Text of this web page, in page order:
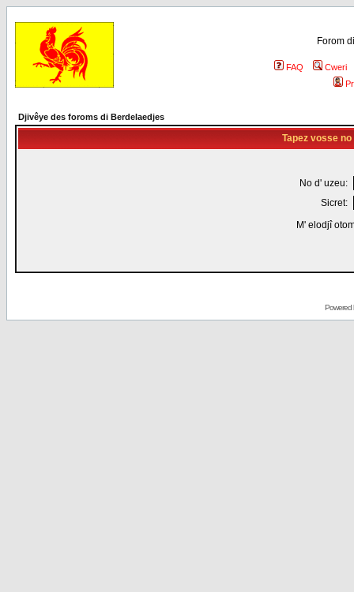
Forom
FAQ
Cweri
Djivêye des foroms di Berdelaedjes
Tapez vosse
No d' uzeu:
Sicret:
M' elodjî
Powered